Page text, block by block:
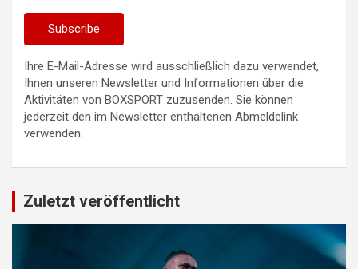
Ihre E-Mail-Adresse wird ausschließlich dazu verwendet,
Ihnen unseren Newsletter und Informationen über die
Aktivitäten von BOXSPORT zuzusenden. Sie können
jederzeit den im Newsletter enthaltenen Abmeldelink
verwenden.
Zuletzt veröffentlicht